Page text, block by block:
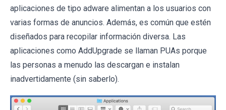
aplicaciones de tipo adware alimentan a los usuarios con
varias formas de anuncios. Además, es común que estén
diseñados para recopilar información diversa. Las
aplicaciones como AddUpgrade se llaman PUAs porque
las personas a menudo las descargan e instalan
inadvertidamente (sin saberlo).